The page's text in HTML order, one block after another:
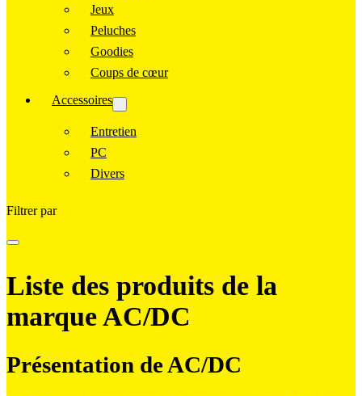
Jeux
Peluches
Goodies
Coups de cœur
Accessoires
Entretien
PC
Divers
Filtrer par
Liste des produits de la
marque AC/DC
Présentation de AC/DC